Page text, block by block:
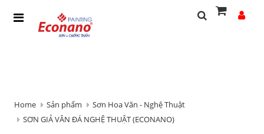
Home Sản phẩm
Sơn Hoa Văn - Nghệ Thuật
SƠN GIẢ VÂN ĐÁ NGHỆ THUẬT (ECONANO)